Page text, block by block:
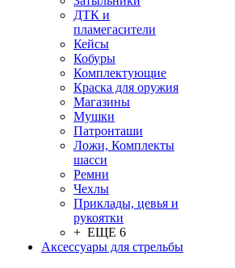
ДТК и
пламегасители
Кейсы
Кобуры
Комплектующие
Краска для оружия
Магазины
Мушки
Патронташи
Ложи, Комплекты
шасси
Ремни
Чехлы
Приклады, цевья и
рукоятки
+ ЕЩЕ 6
Аксессуары для стрельбы